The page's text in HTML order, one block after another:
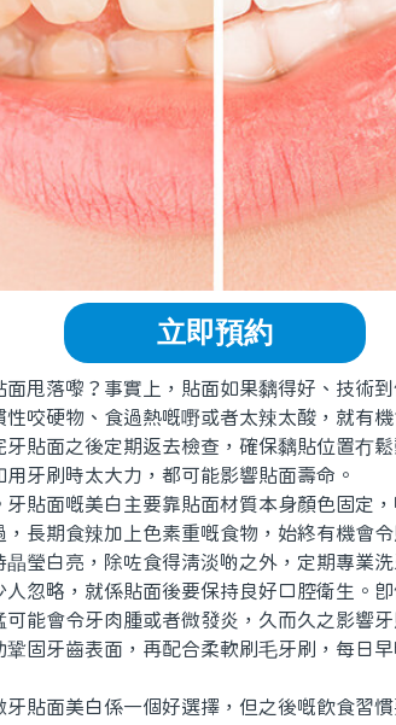
立即預約
落嚟？事實上，貼面如果黐得好、技術到
咬硬物、食過熱嘅嘢或者太辣太酸，就有
貼面之後定期返去檢查，確保黐貼位置冇
牙刷時太大力，都可能影響貼面壽命。
面嘅美白主要靠貼面材質本身顏色固定，
長期食辣加上色素重嘅食物，始終有機會
瑩白亮，除咗食得清淡啲之外，定期專業
略，就係貼面後要保持良好口腔衛生。即
能會令牙肉腫或者微發炎，久而久之影響
固牙齒表面，再配合柔軟刷毛牙刷，每日
面美白係一個好選擇，但之後嘅飲食習慣